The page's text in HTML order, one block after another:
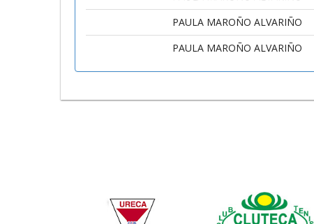
PAULA MAROÑO ALVARIÑO
PAULA MAROÑO ALVARIÑO